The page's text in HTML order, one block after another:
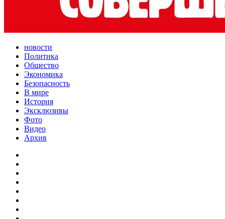
новости
Политика
Общество
Экономика
Безопасность
В мире
История
Эксклюзивы
Фото
Видео
Архив